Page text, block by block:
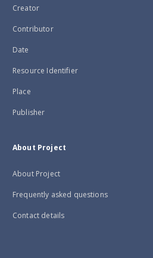
Creator
Contributor
Date
Resource Identifier
Place
Publisher
About Project
About Project
Frequently asked questions
Contact details